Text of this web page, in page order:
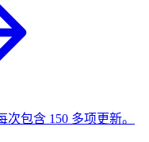
包含 150 多项更新。